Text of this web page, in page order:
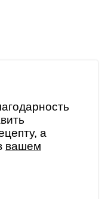
а
вашем